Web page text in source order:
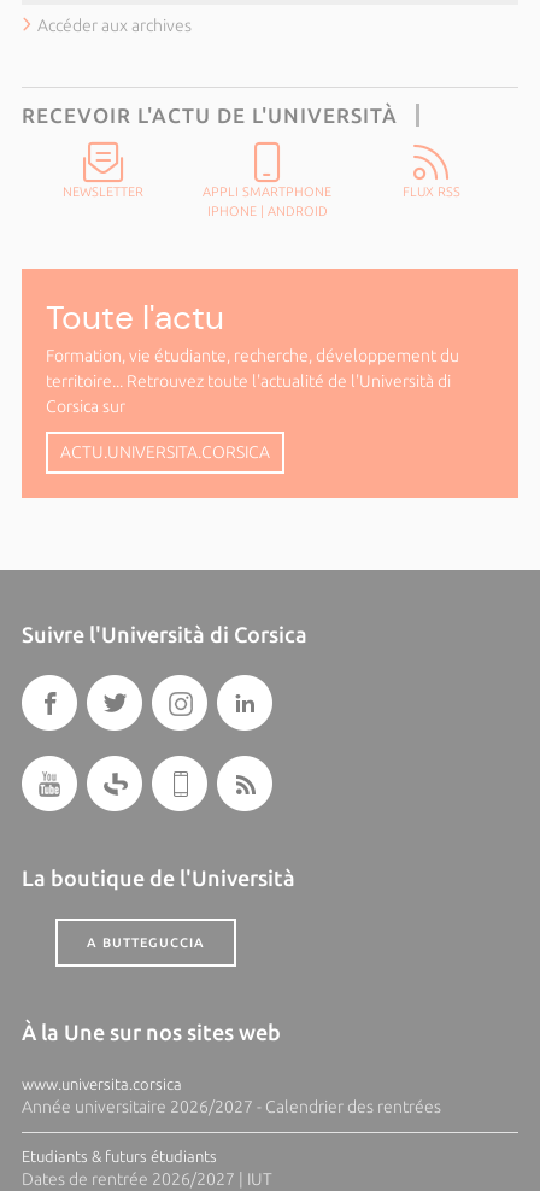
Accéder aux archives
RECEVOIR L'ACTU DE L'UNIVERSITÀ
NEWSLETTER
APPLI SMARTPHONE
IPHONE| ANDROID
FLUX RSS
Toute l'actu
Formation, vie étudiante, recherche, développement du
territoire... Retrouvez toute l'actualité de l'Università di
Corsica sur
ACTU.UNIVERSITA.CORSICA
Suivre l'Università di Corsica
La boutique de l'Università
A BUTTEGUCCIA
À la Une sur nos sites web
www.universita.corsica
Année universitaire 2026/2027 - Calendrier des rentrées
Etudiants & futurs étudiants
Dates de rentrée 2026/2027 | IUT